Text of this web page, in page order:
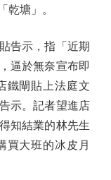
乾塘」。
告示，指「近期
逼於無奈宣布即
鐵閘貼上法庭文
示。記者望進店
知結業的林先生
買大班的冰皮月